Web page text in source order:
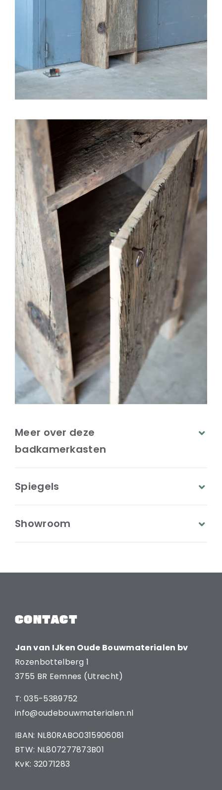
Meer over deze
badkamerkasten
Spiegels
Showroom
CONTACT
Jan van IJken Oude Bouwmaterialen bv
Rozenbottelberg 1
3755 BR Eemnes (Utrecht)
T: 035-5389752
info@oudebouwmaterialen.nl
IBAN: NL80RABO0315906081
BTW: NL807277873B01
KvK: 32071283